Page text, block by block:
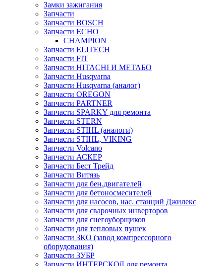
Замки зажигания
Запчасти
Запчасти BOSCH
Запчасти ECHO
CHAMPION
Запчасти ELITECH
Запчасти FIT
Запчасти HITACHI И МЕТАБО
Запчасти Husqvarna
Запчасти Husqvarna (аналог)
Запчасти OREGON
Запчасти PARTNER
Запчасти SPARKY для ремонта
Запчасти STERN
Запчасти STIHL (аналоги)
Запчасти STIHL, VIKING
Запчасти Volcano
Запчасти АСКЕР
Запчасти Бест Трейд
Запчасти Витязь
Запчасти для бен.двигателей
Запчасти для бетоносмесителей
Запчасти для насосов, нас. станций Джилекс
Запчасти для сварочных инверторов
Запчасти для снегоуборщиков
Запчасти для тепловых пушек
Запчасти ЗКО (завод компрессорного
оборудования)
Запчасти ЗУБР
Запчасти ИНТЕРСКОЛ для ремонта